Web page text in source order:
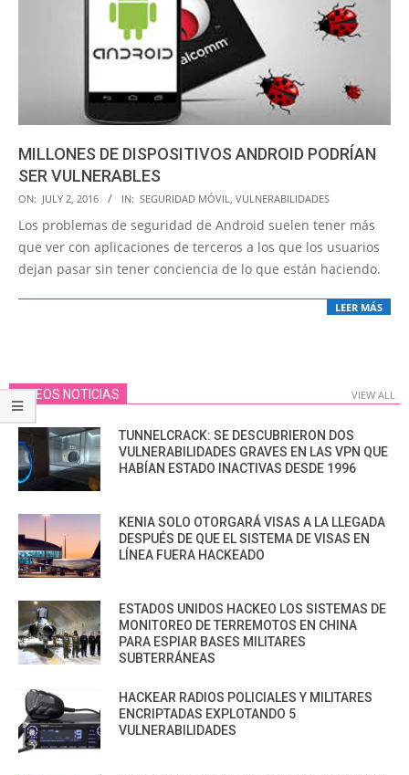
MILLONES DE DISPOSITIVOS ANDROID PODRÍAN
SER VULNERABLES
2016-
07-
02
ON: JULY 2, 2016 IN: SEGURIDAD MÓVIL, VULNERABILIDADES
Los problemas de seguridad de Android suelen tener más
que ver con aplicaciones de terceros a los que los usuarios
dejan pasar sin tener conciencia de lo que están haciendo.
LEER MÁS
VIDEOS NOTICIAS VIEW ALL
TUNNELCRACK: SE DESCUBRIERON DOS
VULNERABILIDADES GRAVES EN LAS VPN QUE
HABÍAN ESTADO INACTIVAS DESDE 1996
KENIA SOLO OTORGARÁ VISAS A LA LLEGADA
DESPUÉS DE QUE EL SISTEMA DE VISAS EN
LÍNEA FUERA HACKEADO
ESTADOS UNIDOS HACKEO LOS SISTEMAS DE
MONITOREO DE TERREMOTOS EN CHINA
PARA ESPIAR BASES MILITARES
SUBTERRÁNEAS
HACKEAR RADIOS POLICIALES Y MILITARES
ENCRIPTADAS EXPLOTANDO 5
VULNERABILIDADES